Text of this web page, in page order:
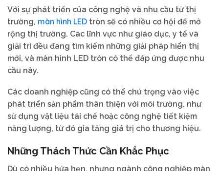
Với sự phát triển của công nghệ và nhu cầu từ thị
trường, màn hình LED tròn sẽ có nhiều cơ hội để mở
rộng thị trường. Các lĩnh vực như giáo dục, y tế và
giải trí đều đang tìm kiếm những giải pháp hiển thị
mới, và màn hình LED tròn có thể đáp ứng được nhu
cầu này.
Các doanh nghiệp cũng có thể chú trọng vào việc
phát triển sản phẩm thân thiện với môi trường, như
sử dụng vật liệu tái chế hoặc công nghệ tiết kiệm
năng lượng, từ đó gia tăng giá trị cho thương hiệu.
Những Thách Thức Cần Khắc Phục
Dù có nhiều hứa hẹn, nhưng ngành công nghiệp màn